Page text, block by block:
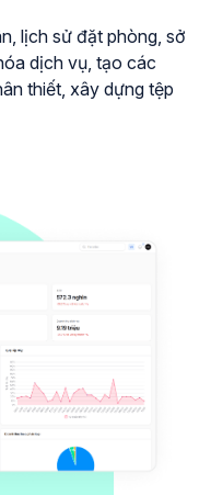
lịch sử đặt phòng, sở
dịch vụ, tạo các
thiết, xây dựng tệp